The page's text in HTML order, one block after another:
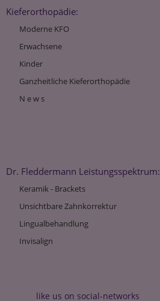
Kieferorthopädie:
Moderne KFO
Erwachsene
Kinder
Ganzheitliche Kieferorthopädie
N e w s
Dr. Fleddermann Leistungsspektrum:
Keramik - Brackets
Unsichtbare Zahnkorrektur
Lingualbehandlung
Invisalign
like us on social-networks